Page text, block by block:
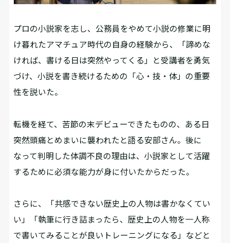
プロの小説家を志し、公務員をやめて小説の修業に明
け暮れたアマチュア時代の自身の経験から、「諦めな
ければ、書ける日は突然やってくる」と受講者を勇気
づけ、小説を書き続けるための「心・技・体」の重要
性を説いた。
転機を経て、苦節の末デビューできたものの、ある日
突然頭痛とめまいに襲われたと語る安部さん。後に
なって判明した体調不良の理由は、小説家として活躍
するために必須な能力が身に付いたからだった――。
さらに、「共感できない歴史上の人物は書かなくてい
い」「執筆に行き詰まったら、歴史上の人物を一人称
で書いてみることが良いトレーニングになる」などと